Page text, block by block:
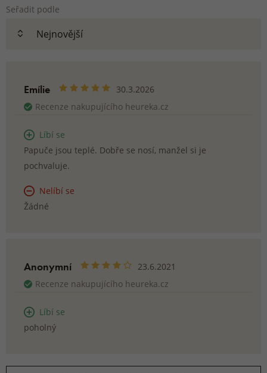
Seřadit podle
Emílie
30.3.2026
Recenze nakupujícího heureka.cz
Líbí se
Papuče jsou teplé. Dobře se nosí, manžel si je
pochvaluje.
Nelíbí se
Žádné
Anonymní
23.6.2021
Recenze nakupujícího heureka.cz
Líbí se
poholný